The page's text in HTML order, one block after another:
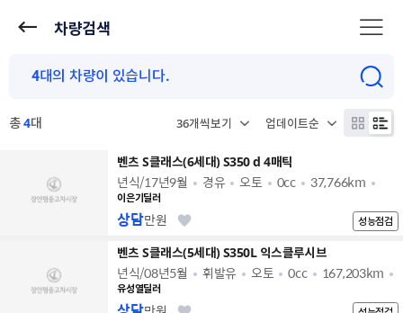
차량검색
총4대
벤츠 S클래스(6세대) S350 d 4매틱
년식/17년9월 경유 오토 0cc 37,766km
이은기딜러
성능점검
상담만원
벤츠 S클래스(5세대) S350L 익스클루시브
년식/08년5월 휘발유 오토 0cc 167,203km
유성열딜러